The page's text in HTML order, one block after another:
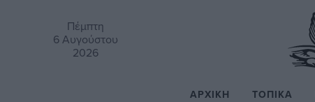
Πέμπτη
6 Αυγούστου
2026
ΑΡΧΙΚΉ ΤΟΠΙΚΆ